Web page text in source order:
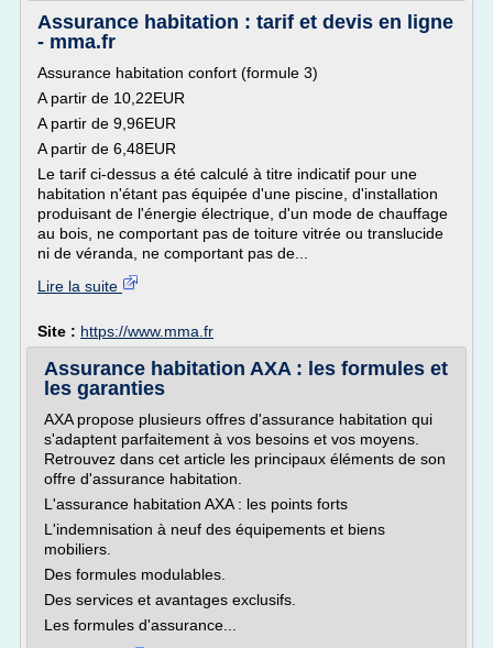
Assurance habitation : tarif et devis en ligne
- mma.fr
Assurance habitation confort (formule 3)
A partir de 10,22EUR
A partir de 9,96EUR
A partir de 6,48EUR
Le tarif ci-dessus a été calculé à titre indicatif pour une
habitation n'étant pas équipée d'une piscine, d'installation
produisant de l'énergie électrique, d'un mode de chauffage
au bois, ne comportant pas de toiture vitrée ou translucide
ni de véranda, ne comportant pas de...
Lire la suite
Site : https://www.mma.fr
Assurance habitation AXA : les formules et
les garanties
AXA propose plusieurs offres d'assurance habitation qui
s'adaptent parfaitement à vos besoins et vos moyens.
Retrouvez dans cet article les principaux éléments de son
offre d'assurance habitation.
L'assurance habitation AXA : les points forts
L'indemnisation à neuf des équipements et biens
mobiliers.
Des formules modulables.
Des services et avantages exclusifs.
Les formules d'assurance...